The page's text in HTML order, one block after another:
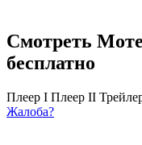
Смотреть
бесплатно
Плеер I Плеер II
Жалоба?